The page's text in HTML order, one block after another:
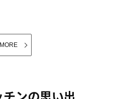
茂社長が、熱心に開発の思
た。そこには、キッチンを
本での販売をしているフラ
MORE